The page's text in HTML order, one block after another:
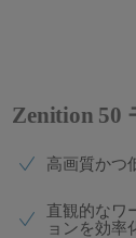
Zenition 50
高画質かつ
直観的なワ
ョンを効率